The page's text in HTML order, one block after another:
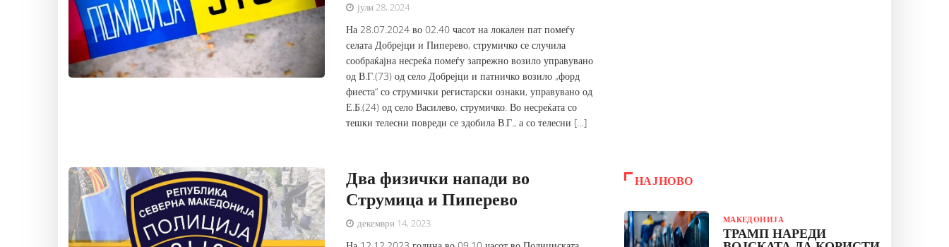
јули 28, 2024
На 28.07.2024 во 02.40 часот на локален пат помеѓу
селата Добрејци и Пиперево, струмичко се случила
сообраќајна несреќа помеѓу запрежно возило управувано
од В.Г.(73) од село Добрејци и патничко возило „форд
фиеста“ со струмички регистарски ознаки, управувано од
Е.Б.(24) од село Василево, струмичко. Во несреќата со
тешки телесни повреди се здобила В.Г., а со телесни […]
Два физички напади во
Струмица и Пиперево
декември 14, 2023
НАЈНОВО
МАКЕДОНИЈА
ТРАМП НАРЕДИ